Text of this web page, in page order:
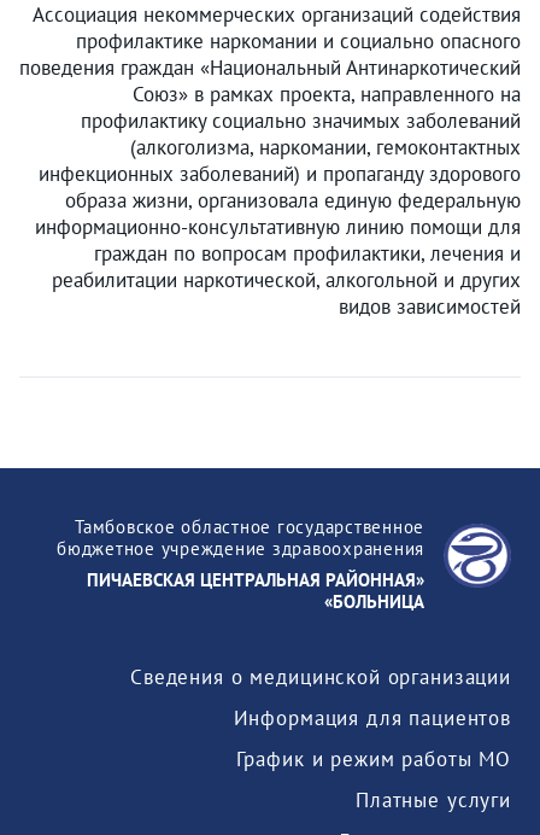
Ассоциация некоммерческих организаций содействия
профилактике наркомании и социально опасного
поведения граждан «Национальный Антинаркотический
Союз» в рамках проекта, направленного на
профилактику социально значимых заболеваний
(алкоголизма, наркомании, гемоконтактных
инфекционных заболеваний) и пропаганду здорового
образа жизни, организовала единую федеральную
информационно-консультативную линию помощи для
граждан по вопросам профилактики, лечения и
реабилитации наркотической, алкогольной и других
видов зависимостей
Тамбовское областное государственное
бюджетное учреждение здравоохранения
«ПИЧАЕВСКАЯ ЦЕНТРАЛЬНАЯ РАЙОННАЯ
БОЛЬНИЦА»
Сведения о медицинской организации
Информация для пациентов
График и режим работы МО
Платные услуги